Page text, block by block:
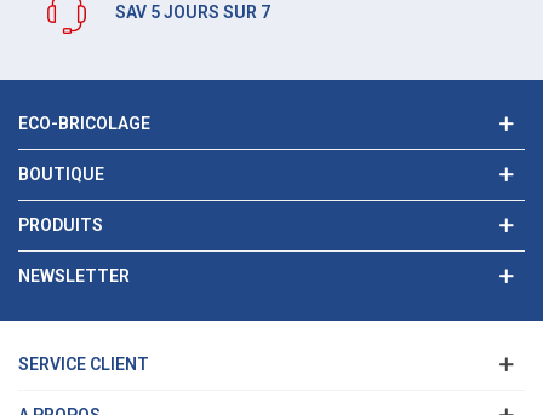
SAV 5 JOURS SUR 7
ECO-BRICOLAGE
BOUTIQUE
PRODUITS
NEWSLETTER
SERVICE CLIENT